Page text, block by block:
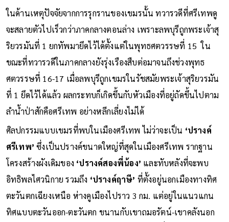
ในด้านเหตุปัจจัยจากการรุกรานของเขมรนั้น ทวารวดีที่ศรีเทพดู
จะสลายตัวไปเร็วกว่าภาคกลางตอนล่าง เพราะลพบุรีถูกพระเจ้าสุ
ริยวรมันที่ 1 ยกทัพมายึดไว้ได้ตั้งแต่ในพุทธศตวรรษที่ 15 ใน
ขณะที่ทวารวดีในภาคกลางยังรุ่งเรืองสืบต่อมาจนถึงช่วงพุทธ
ศตวรรษที่ 16-17 เมื่อลพบุรีถูกเขมรในรัชสมัยพระเจ้าสุริยวรมัน
ที่ 1 ยึดไว้ได้แล้ว ผลกระทบก็เกิดขึ้นกับหัวเมืองที่อยู่ถัดขึ้นไปตาม
ลำน้ำป่าสักคือศรีเทพ อย่างหลีกเลี่ยงไม่ได้
ศิลปกรรมแบบเขมรที่พบในเมืองศรีเทพ ไม่ว่าจะเป็น ‘ปรางค์
ศรีเทพ’ ซึ่งเป็นปรางค์ขนาดใหญ่ที่สุดในเมืองศรีเทพ รากฐาน
โครงสร้างผังเดิมของ ‘ปรางค์สองพี่น้อง’ และทับหลังที่จะพบ
อิทธิพลไศวนิกาย รวมถึง ‘ปรางค์ฤาษี’ ที่ตั้งอยู่นอกเมืองทางทิศ
ตะวันตกเฉียงเหนือ ห่างคูเมืองไปราว 3 กม. แต่อยู่ในแนวแกน
ทิศแบบตะวันออก-ตะวันตก ขนานกับเขาถมอรัตน์-เขาคลังนอก